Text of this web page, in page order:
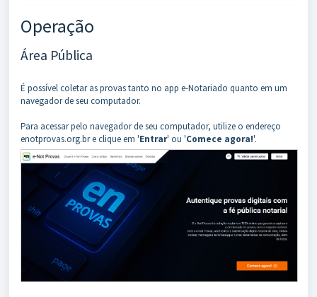
Operação
Área Pública
É possível coletar as provas tanto no app e-Notariado quanto em um
navegador de seu computador.
Para acessar pelo navegador de seu computador, utilize o endereço
enotprovas.org.br e clique em 'Entrar' ou 'Comece agora!'.